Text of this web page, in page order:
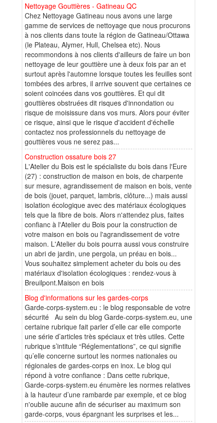
Nettoyage Gouttières - Gatineau QC
Chez Nettoyage Gatineau nous avons une large
gamme de services de nettoyage que nous procurons
à nos clients dans toute la région de Gatineau/Ottawa
(le Plateau, Alymer, Hull, Chelsea etc). Nous
recommondons à nos clients d'ailleurs de faire un bon
nettoyage de leur gouttière une à deux fois par an et
surtout après l'automne lorsque toutes les feuilles sont
tombées des arbres, il arrive souvent que certaines ce
soient coincées dans vos gouttières. Et qui dit
gouttières obstruées dit risques d'innondation ou
risque de moisissure dans vos murs. Alors pour éviter
ce risque, ainsi que le risque d'accident d'échelle
contactez nos professionnels du nettoyage de
gouttières vous ne serez pas...
Construction ossature bois 27
L'Atelier du Bois est le spécialiste du bois dans l'Eure
(27) : construction de maison en bois, de charpente
sur mesure, agrandissement de maison en bois, vente
de bois (jouet, parquet, lambris, clôture...) mais aussi
isolation écologique avec des matériaux écologiques
tels que la fibre de bois. Alors n'attendez plus, faites
confianc à l'Atelier du Bois pour la construction de
votre maison en bois ou l'agrandissement de votre
maison. L'Atelier du bois pourra aussi vous construire
un abri de jardin, une pergola, un préau en bois...
Vous souhaitez simplement acheter du bois ou des
matériaux d'isolation écologiques : rendez-vous à
Breuilpont.Maison en bois
Blog d'informations sur les gardes-corps
Garde-corps-system.eu : le blog responsable de votre
sécurité Au sein du blog Garde-corps-system.eu, une
certaine rubrique fait parler d’elle car elle comporte
une série d’articles très spéciaux et très utiles. Cette
rubrique s’intitule “Réglementations”, ce qui signifie
qu’elle concerne surtout les normes nationales ou
régionales de gardes-corps en inox. Le blog qui
répond à votre confiance : Dans cette rubrique,
Garde-corps-system.eu énumère les normes relatives
à la hauteur d’une rambarde par exemple, et ce blog
n'oublie aucune afin de sécuriser au maximum son
garde-corps, vous épargnant les surprises et les...